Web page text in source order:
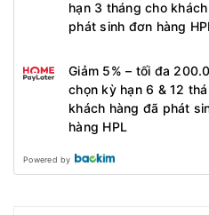
hạn 3 tháng cho
phát sinh đơn hàng
Giảm 5% – tối đa
chọn kỳ hạn 6 & 12
khách hàng đã phát
hàng HPL
Powered by